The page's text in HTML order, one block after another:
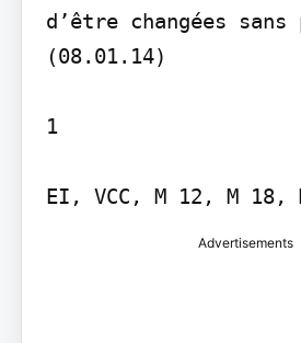
d’être changées sans
(08.01.14)
1
Advertisements